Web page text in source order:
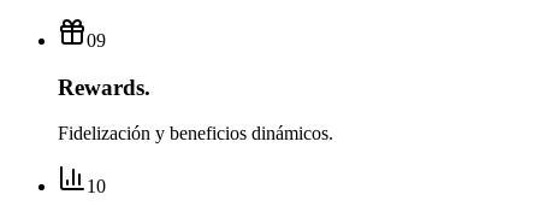
09
Rewards.
Fidelización y beneficios dinámicos.
10